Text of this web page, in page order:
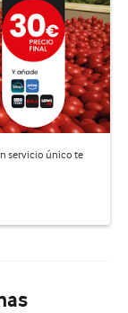
servicio único te